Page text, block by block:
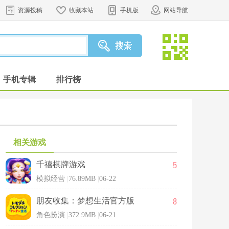
资源投稿 收藏本站 手机版 网站导航
手机专辑 排行榜
相关游戏
千禧棋牌游戏
模拟经营 76.89MB 06-22
5
朋友收集：梦想生活官方版
角色扮演 372.9MB 06-21
8